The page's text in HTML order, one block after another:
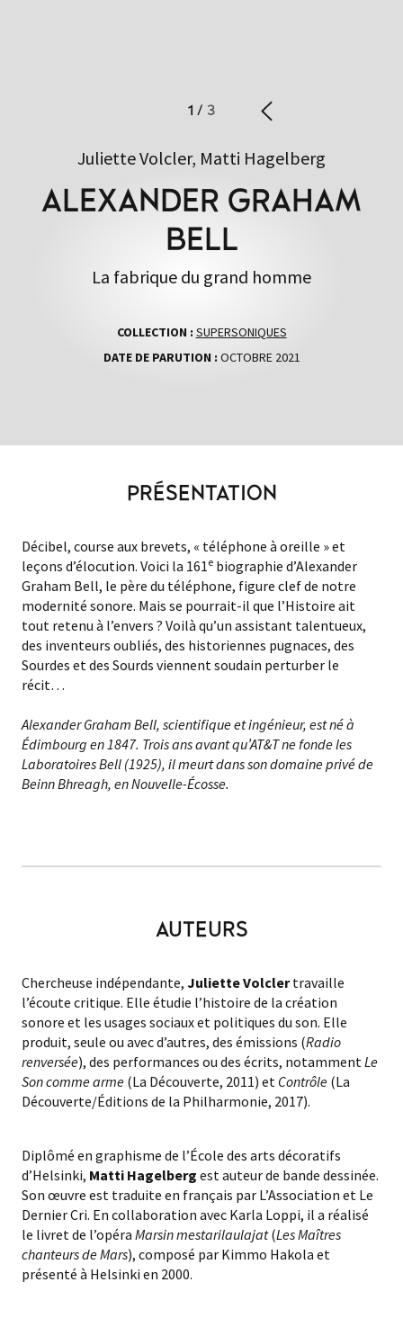
1 / 3
Juliette Volcler, Matti Hagelberg
ALEXANDER GRAHAM
BELL
La fabrique du grand homme
COLLECTION : SUPERSONIQUES
DATE DE PARUTION : OCTOBRE 2021
PRÉSENTATION
Décibel, course aux brevets, « téléphone à oreille » et
leçons d’élocution. Voici la 161e biographie d’Alexander
Graham Bell, le père du téléphone, figure clef de notre
modernité sonore. Mais se pourrait-il que l’Histoire ait
tout retenu à l’envers ? Voilà qu’un assistant talentueux,
des inventeurs oubliés, des historiennes pugnaces, des
Sourdes et des Sourds viennent soudain perturber le
récit…
Alexander Graham Bell, scientifique et ingénieur, est né à
Édimbourg en 1847. Trois ans avant qu’AT&T ne fonde les
Laboratoires Bell (1925), il meurt dans son domaine privé de
Beinn Bhreagh, en Nouvelle-Écosse.
AUTEURS
Chercheuse indépendante, Juliette Volclertravaille
l’écoute critique. Elle étudie l’histoire de la création
sonore et les usages sociaux et politiques du son. Elle
produit, seule ou avec d’autres, des émissions (Radio
renversée), des performances ou des écrits, notammentLe
Son comme arme (La Découverte, 2011) et Contrôle (La
Découverte/Éditions de la Philharmonie, 2017).
Diplômé en graphisme de l’École des arts décoratifs
d’Helsinki, Matti Hagelberg est auteur de bande dessinée.
Son œuvre est traduite en français par L’Association et Le
Dernier Cri. En collaboration avec Karla Loppi, il a réalisé
le livret de l’opéra Marsin mestarilaulajat(Les Maîtres
chanteurs de Mars), composé par Kimmo Hakola et
présenté à Helsinki en 2000.